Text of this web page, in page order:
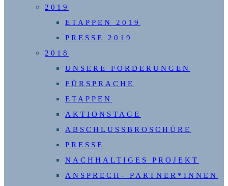
2019
ETAPPEN 2019
PRESSE 2019
2018
UNSERE FORDERUNGEN
FÜRSPRACHE
ETAPPEN
AKTIONSTAGE
ABSCHLUSSBROSCHÜRE
PRESSE
NACHHALTIGES PROJEKT
ANSPRECH- PARTNER*INNEN